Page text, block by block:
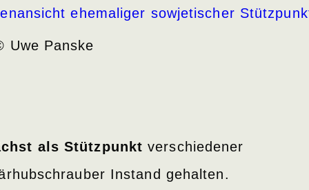
Uwe Panske
als Stützpunkt verschiedener
Instand gehalten.